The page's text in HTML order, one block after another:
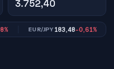
3.752,40
EUR/JPY183,48-0,61%